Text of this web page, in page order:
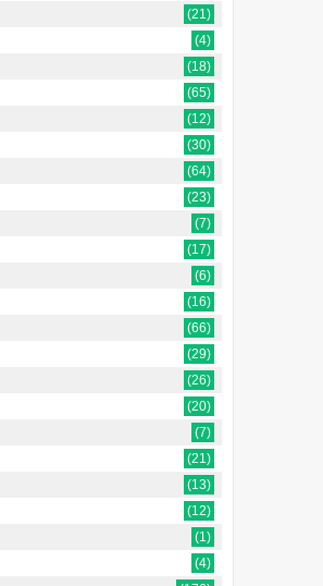
(21)
(4)
(18)
(65)
(12)
(30)
(64)
(23)
(7)
(17)
(6)
(16)
(66)
(29)
(26)
(20)
(7)
(21)
(13)
(12)
(1)
(4)